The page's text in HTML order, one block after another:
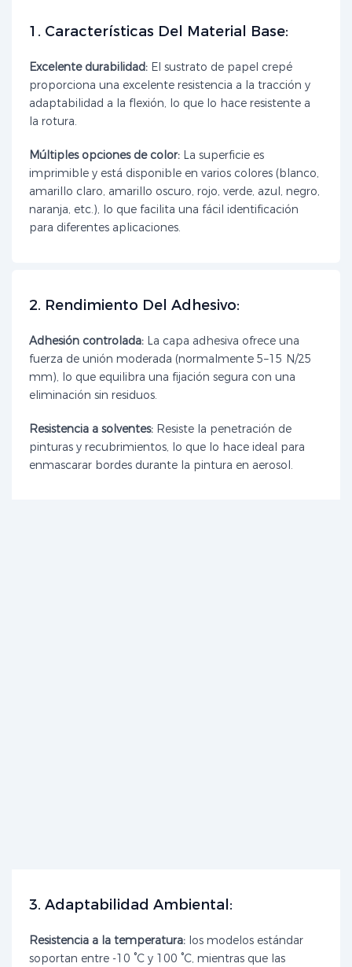
1. Características Del Material Base:
Excelente durabilidad: El sustrato de papel crepé
proporciona una excelente resistencia a la tracción y
adaptabilidad a la flexión, lo que lo hace resistente a
la rotura.
Múltiples opciones de color: La superficie es
imprimible y está disponible en varios colores (blanco,
amarillo claro, amarillo oscuro, rojo, verde, azul, negro,
naranja, etc.), lo que facilita una fácil identificación
para diferentes aplicaciones.
2. Rendimiento Del Adhesivo:
Adhesión controlada: La capa adhesiva ofrece una
fuerza de unión moderada (normalmente 5–15 N/25
mm), lo que equilibra una fijación segura con una
eliminación sin residuos.
Resistencia a solventes: Resiste la penetración de
pinturas y recubrimientos, lo que lo hace ideal para
enmascarar bordes durante la pintura en aerosol.
3. Adaptabilidad Ambiental:
Resistencia a la temperatura: los modelos estándar
soportan entre -10 °C y 100 °C, mientras que las